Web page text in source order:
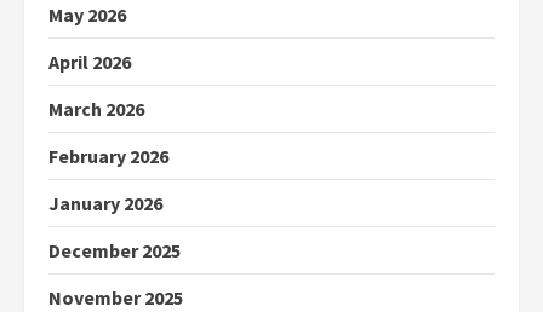
May 2026
April 2026
March 2026
February 2026
January 2026
December 2025
November 2025